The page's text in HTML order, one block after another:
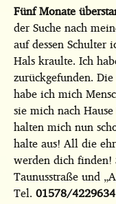
Fünf Monate
der Suche nach
auf dessen
Hals kraulte. Ich
zurückgefunden.
habe ich mich
sie mich nach
halten mich nun
halte aus! All die
werden dich finden!
Taunusstraße und
Tel. 01578/4229634